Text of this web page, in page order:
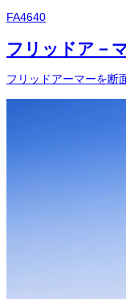
FA4640
フリッドア－
フリッドアーマーを断